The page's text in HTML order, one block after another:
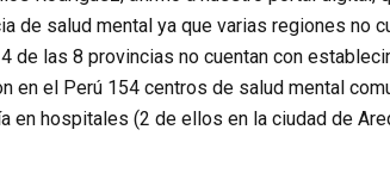
de salud mental ya que varias regiones no
de las 8 provincias no cuentan con
en el Perú 154 centros de salud mental
hospitales (2 de ellos en la ciudad de